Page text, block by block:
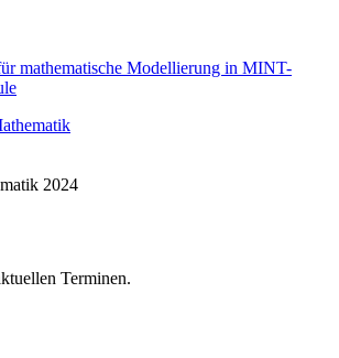
mathematische Modellierung in MINT-
2024
Terminen.